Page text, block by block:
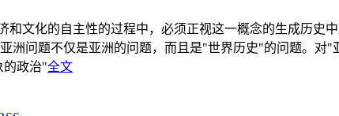
和文化的自主性的过程中，必须正视这一概念的生成历史
洲问题不仅是亚洲的问题，而且是"世界历史"的问题。
的政治"全文